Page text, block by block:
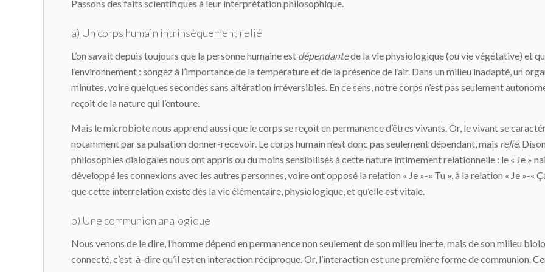
Passons des faits scientifiques à leur interprétation philosophique.
a) Un corps humain intrinsèquement relié
L’on savait depuis toujours que la personne humaine est dépendantede la vie physiologique (ou vie végétative) et
l’environnement : songez à l’importance de la température et de la présence de l’air. Dans un milieu inadapté, un
minutes, voire quelques secondes sans altération irréversibles. En ce sens, notre corps n’est pas seulement
reçoit de la nature qui l’entoure.
Mais le microbiote nous apprend aussi que le corps se reçoit en permanence d’êtres vivants. Or, le vivant se
notamment par sa pulsation donner-recevoir. Le corps humain n’est donc pas seulement dépendant, mais relié.
philosophies dialogales nous ont appris ou du moins sensibilisés à cette nature intimement relationnelle : le « Je »
développé les connexions avec les autres personnes, voire ont opposé la relation « Je »-« Tu », à la relation « Je »-«
que cette interrelation existe dès la vie élémentaire, physiologique, et qu’elle est vitale.
b) Une communion analogique
Nous venons de le dire, l’homme dépend en permanence non seulement de son milieu inerte, mais de son milieu
connecté, c’est-à-dire qu’il est en interaction réciproque. Or, l’interaction est une première forme de communion.